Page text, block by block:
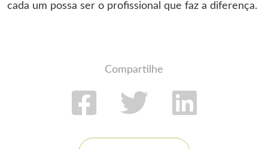
cada um possa ser o profissional que faz a diferença.
Compartilhe